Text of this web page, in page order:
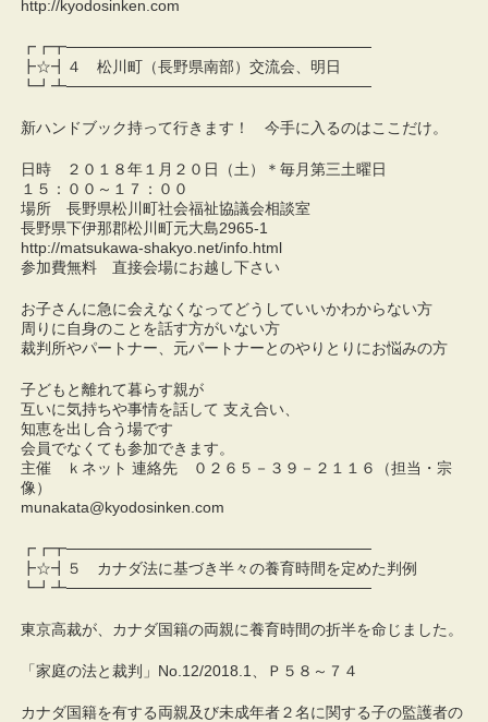
http://kyodosinken.com
┏┏┳────────────────────────────
┣☆┫４ 松川町（長野県南部）交流会、明日
┗┛┻────────────────────────────
新ハンドブック持って行きます！ 今手に入るのはここだけ。
日時 ２０１８年１月２０日（土）＊毎月第三土曜日
１５：００～１７：００
場所 長野県松川町社会福祉協議会相談室
長野県下伊那郡松川町元大島2965-1
http://matsukawa-shakyo.net/info.html
参加費無料 直接会場にお越し下さい
お子さんに急に会えなくなってどうしていいかわからない方
周りに自身のことを話す方がいない方
裁判所やパートナー、元パートナーとのやりとりにお悩みの方
子どもと離れて暮らす親が
互いに気持ちや事情を話して 支え合い、
知恵を出し合う場です
会員でなくても参加できます。
主催 ｋネット 連絡先 ０２６５－３９－２１１６（担当・宗
像）
munakata@kyodosinken.com
┏┏┳────────────────────────────
┣☆┫５ カナダ法に基づき半々の養育時間を定めた判例
┗┛┻────────────────────────────
東京高裁が、カナダ国籍の両親に養育時間の折半を命じました。
「家庭の法と裁判」No.12/2018.1、Ｐ５８～７４
カナダ国籍を有する両親及び未成年者２名に関する子の監護者の